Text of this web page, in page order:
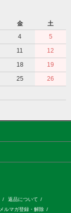
金
土
4
5
11
12
18
19
25
26
/ 返品について /
メルマガ登録・解除 /